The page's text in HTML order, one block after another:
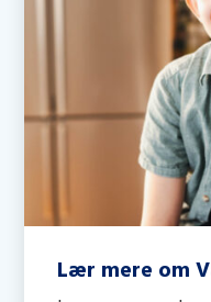
Lær mere om